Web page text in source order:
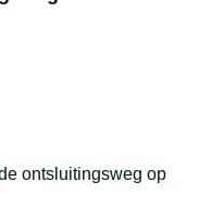
ontsluitingsweg op